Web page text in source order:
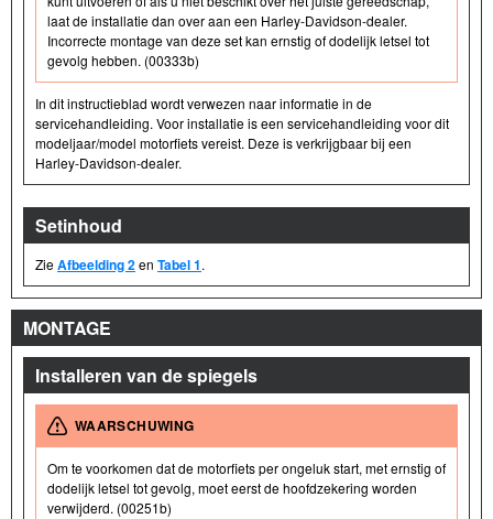
laat de installatie dan over aan een Harley-Davidson-dealer.
Incorrecte montage van deze set kan ernstig of dodelijk letsel tot
gevolg hebben. (00333b)
In dit instructieblad wordt verwezen naar informatie in de
servicehandleiding. Voor installatie is een servicehandleiding voor dit
modeljaar/model motorfiets vereist. Deze is verkrijgbaar bij een
Harley-Davidson-dealer.
Setinhoud
ZieAfbeelding 2en Tabel 1.
MONTAGE
Installeren van de spiegels
WAARSCHUWING
Om te voorkomen dat de motorfiets per ongeluk start, met ernstig of
dodelijk letsel tot gevolg, moet eerst de hoofdzekering worden
verwijderd. (00251b)